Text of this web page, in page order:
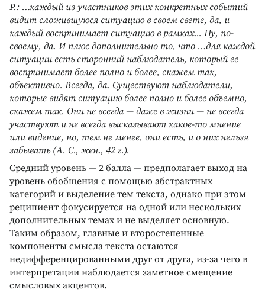
Р.: …каждый из участников этих конкретных событий
видит сложившуюся ситуацию в своем свете, да, и
каждый воспринимает ситуацию в рамках... Ну, по-
своему, да. И плюс дополнительно то, что …для каждой
ситуации есть сторонний наблюдатель, который ее
воспринимает более полно и более, скажем так,
объективно. Всегда, да. Существуют наблюдатели,
которые видят ситуацию более полно и более объемно,
скажем так. Они не всегда — даже в жизни — не всегда
участвуют и не всегда высказывают какое-то мнение
или видение, но, тем не менее, они есть, и о них нельзя
забывать (А. С., жен., 42 г.).
Средний уровень — 2 балла — предполагает выход на
уровень обобщения с помощью абстрактных
категорий и выделение тем текста, однако при этом
реципиент фокусируется на одной или нескольких
дополнительных темах и не выделяет основную.
Таким образом, главные и второстепенные
компоненты смысла текста остаются
недифференцированными друг от друга, из-за чего в
интерпретации наблюдается заметное смещение
смысловых акцентов.